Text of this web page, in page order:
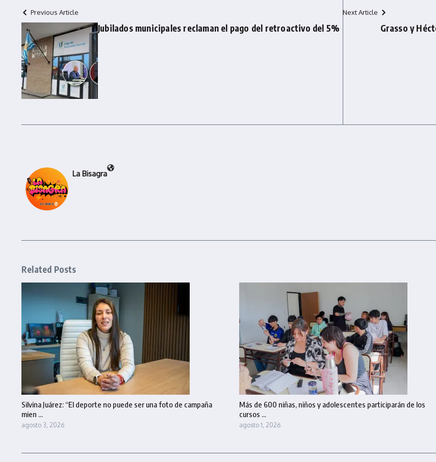
Previous Article
Jubilados municipales reclaman el pago del retroactivo del 5%
Next Article
Grasso y
La Bisagra
Related Posts
Silvina Juárez: “El deporte no puede ser una foto de campaña
mien ...
agosto 3, 2026
Más de 600 niñas, niños y adolescentes participarán de los
cursos ...
agosto 1, 2026